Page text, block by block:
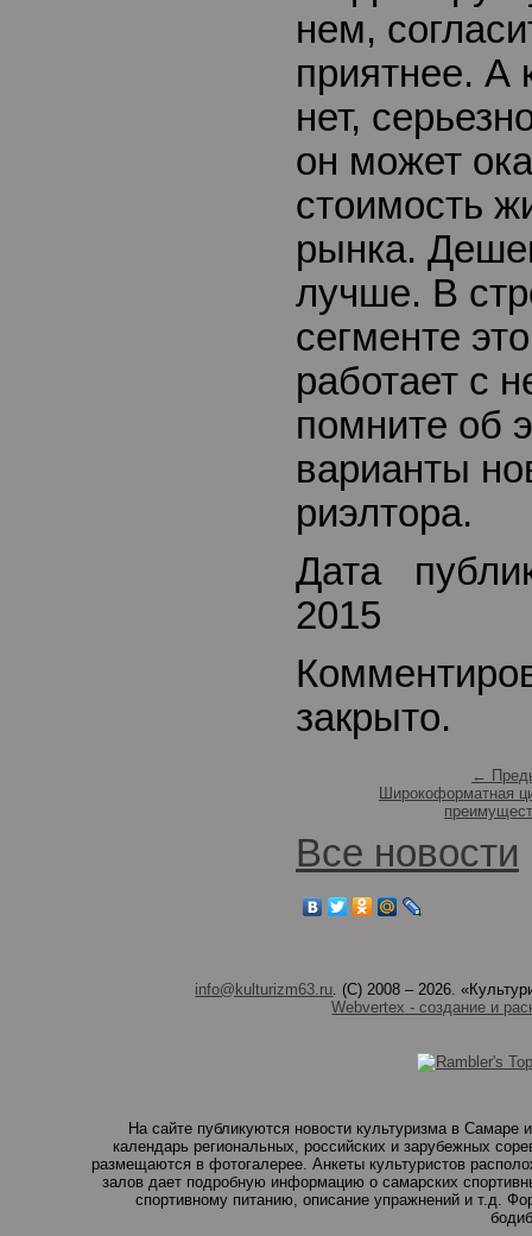
нем,
приятнее. А
нет,
он может
стоимость
рынка.
лучше. В
сегменте
работает с
помните об
варианты
риэлтора.
Дата
2015
закрыто.
←
Широкоформатная
Все новости
info@kulturizm63.ru. (C) 2008 – 2026.
Webvertex - создание и
На сайте публикуются новости культуризма в
календарь региональных, российских и зарубежных
размещаются в фотогалерее. Анкеты культуристов
залов дает подробную информацию о самарских
спортивному питанию, описание упражнений и т.д.